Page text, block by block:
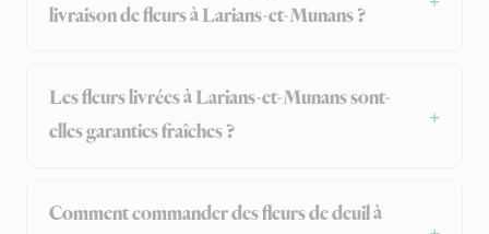
livraison de fleurs à Larians-et-Munans ?
Les fleurs livrées à Larians-et-Munans sont-
elles garanties fraîches ?
Comment commander des fleurs de deuil à